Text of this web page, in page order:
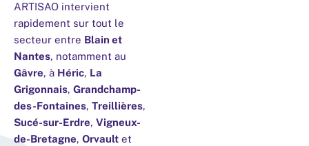
ARTISAO intervient
rapidement sur tout le
secteur entre Blain et
Nantes, notamment au
Gâvre, à Héric, La
Grigonnais, Grandchamp-
des-Fontaines, Treillières,
Sucé-sur-Erdre, Vigneux-
de-Bretagne, Orvault et